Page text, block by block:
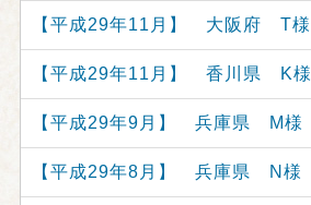
【平成29年11月】 大阪府 T様
【平成29年11月】 香川県 K様
【平成29年9月】 兵庫県 M様
【平成29年8月】 兵庫県 N様